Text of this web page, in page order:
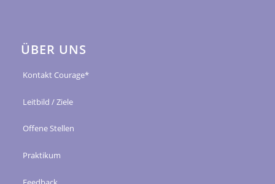
ÜBER UNS
Kontakt Courage*
Leitbild / Ziele
Offene Stellen
Praktikum